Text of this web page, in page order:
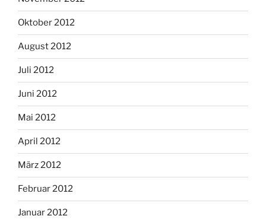
Oktober 2012
August 2012
Juli 2012
Juni 2012
Mai 2012
April 2012
März 2012
Februar 2012
Januar 2012